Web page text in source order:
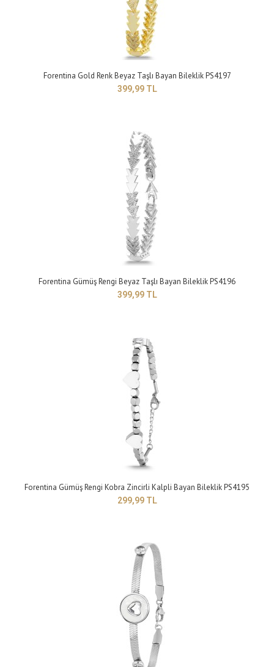
Forentina Gold Renk Beyaz Taşlı Bayan Bileklik PS4197
Yapısı: BijuteriMaden Rengi: sarıTaş Rengi: beyazTakı setleri, birçok kadının
giyim tarzını tamamlay..
Forentina Gümüş Rengi Beyaz Taşlı Bayan Bileklik PS4196
399,99 TL
Forentina Gold Renk Beyaz Taşlı Bayan Bileklik PS4197
399,99 TL
Forentina Gümüş Rengi Beyaz Taşlı Bayan Bileklik PS4196
399,99 TL
Forentina Gümüş Rengi Kobra Zincirli Kalpli Bayan Bileklik PS4195
299,99 TL